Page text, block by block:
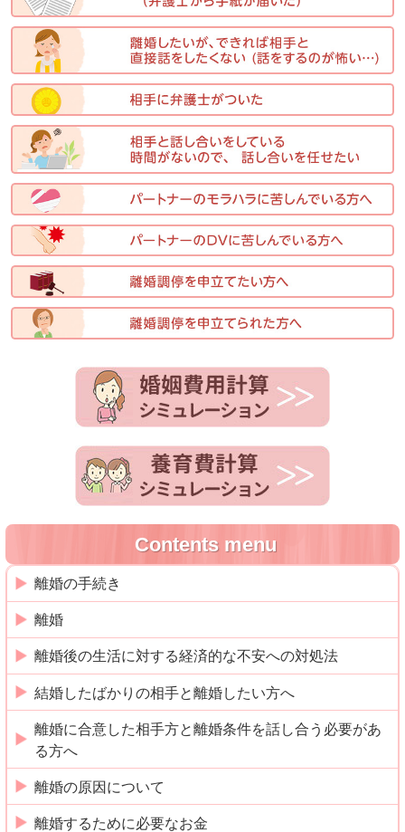
Contents menu
離婚の手続き
離婚
離婚後の生活に対する経済的な不安への対処法
結婚したばかりの相手と離婚したい方へ
離婚に合意した相手方と離婚条件を話し合う必要があ
る方へ
離婚の原因について
離婚するために必要なお金